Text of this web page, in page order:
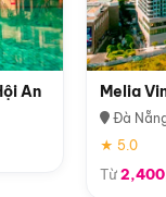
An Melia
Đà
★ 5.0
Từ